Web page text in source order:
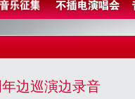
边巡演边录音